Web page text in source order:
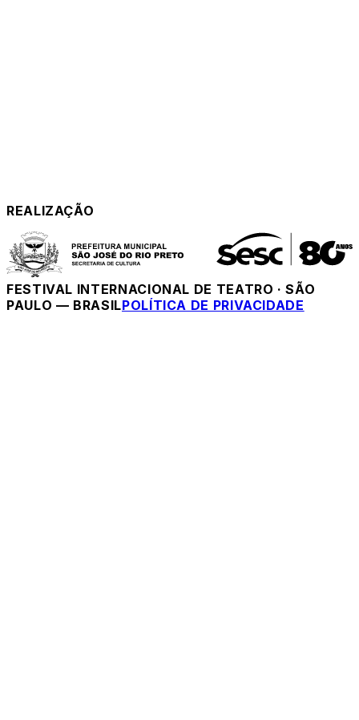
REALIZAÇÃO
FESTIVAL INTERNACIONAL DE TEATRO ·SÃO
PAULO — BRASILPOLÍTICA DE PRIVACIDADE